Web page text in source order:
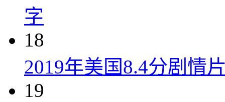
字
18
2019年美国8.4分剧情
19